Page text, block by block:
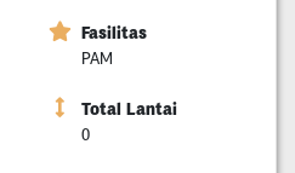
Fasilitas
PAM
Total Lantai
0